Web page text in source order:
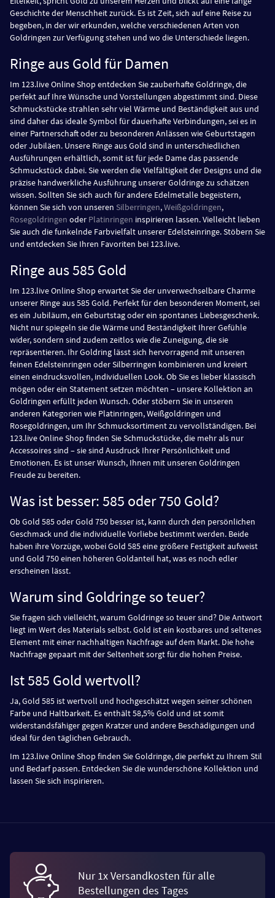
Geschichte der Menschheit zurück. Es ist Zeit, sich auf eine Reise zu
begeben, in der wir erkunden, welche verschiedenen Arten von
Goldringen zur Verfügung stehen und wo die Unterschiede liegen.
Ringe aus Gold für Damen
Im 123.live Online Shop entdecken Sie zauberhafte Goldringe, die
perfekt auf Ihre Wünsche und Vorstellungen abgestimmt sind. Diese
Schmuckstücke strahlen sehr viel Wärme und Beständigkeit aus und
sind daher das ideale Symbol für dauerhafte Verbindungen, sei es in
einer Partnerschaft oder zu besonderen Anlässen wie Geburtstagen
oder Jubiläen. Unsere Ringe aus Gold sind in unterschiedlichen
Ausführungen erhältlich, somit ist für jede Dame das passende
Schmuckstück dabei. Sie werden die Vielfältigkeit der Designs und die
präzise handwerkliche Ausführung unserer Goldringe zu schätzen
wissen. Sollten Sie sich auch für andere Edelmetalle begeistern,
können Sie sich von unseren Silberringen,Weißgoldringen,
Rosegoldringen oder Platinringen inspirieren lassen. Vielleicht lieben
Sie auch die funkelnde Farbvielfalt unserer Edelsteinringe. Stöbern Sie
und entdecken Sie Ihren Favoriten bei 123.live.
Ringe aus 585 Gold
Im 123.live Online Shop erwartet Sie der unverwechselbare Charme
unserer Ringe aus 585 Gold. Perfekt für den besonderen Moment, sei
es ein Jubiläum, ein Geburtstag oder ein spontanes Liebesgeschenk.
Nicht nur spiegeln sie die Wärme und Beständigkeit Ihrer Gefühle
wider, sondern sind zudem zeitlos wie die Zuneigung, die sie
repräsentieren. Ihr Goldring lässt sich hervorragend mit unseren
feinen Edelsteinringen oder Silberringen kombinieren und kreiert
einen eindrucksvollen, individuellen Look. Ob Sie es lieber klassisch
mögen oder ein Statement setzen möchten – unsere Kollektion an
Goldringen erfüllt jeden Wunsch. Oder stöbern Sie in unseren
anderen Kategorien wie Platinringen, Weißgoldringen und
Rosegoldringen, um Ihr Schmucksortiment zu vervollständigen. Bei
123.live Online Shop finden Sie Schmuckstücke, die mehr als nur
Accessoires sind – sie sind Ausdruck Ihrer Persönlichkeit und
Emotionen. Es ist unser Wunsch, Ihnen mit unseren Goldringen
Freude zu bereiten.
Was ist besser: 585 oder 750 Gold?
Ob Gold 585 oder Gold 750 besser ist, kann durch den persönlichen
Geschmack und die individuelle Vorliebe bestimmt werden. Beide
haben ihre Vorzüge, wobei Gold 585 eine größere Festigkeit aufweist
und Gold 750 einen höheren Goldanteil hat, was es noch edler
erscheinen lässt.
Warum sind Goldringe so teuer?
Sie fragen sich vielleicht, warum Goldringe so teuer sind? Die Antwort
liegt im Wert des Materials selbst. Gold ist ein kostbares und seltenes
Element mit einer nachhaltigen Nachfrage auf dem Markt. Die hohe
Nachfrage gepaart mit der Seltenheit sorgt für die hohen Preise.
Ist 585 Gold wertvoll?
Ja, Gold 585 ist wertvoll und hochgeschätzt wegen seiner schönen
Farbe und Haltbarkeit. Es enthält 58,5% Gold und ist somit
widerstandsfähiger gegen Kratzer und andere Beschädigungen und
ideal für den täglichen Gebrauch.
Im 123.live Online Shop finden Sie Goldringe, die perfekt zu Ihrem Stil
und Bedarf passen. Entdecken Sie die wunderschöne Kollektion und
lassen Sie sich inspirieren.
Nur 1x Versandkosten für alle
Bestellungen des Tages